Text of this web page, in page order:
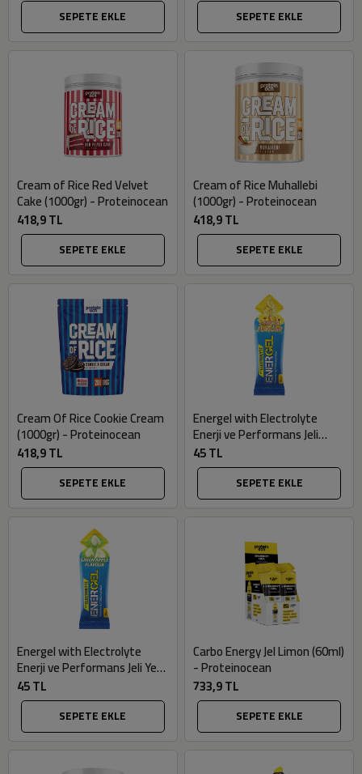
SEPETE EKLE SEPETE EKLE
Cream of Rice Red Velvet
Cake (1000gr) - Proteinocean
418,9 TL
SEPETE EKLE
Cream of Rice Muhallebi
(1000gr) - Proteinocean
418,9 TL
SEPETE EKLE
Cream Of Rice Cookie Cream
(1000gr) - Proteinocean
418,9 TL
SEPETE EKLE
Energel with Electrolyte
Enerji ve Performans Jeli
Limon (50gr) - Torq Nutrition
45 TL
SEPETE EKLE
Energel with Electrolyte
Enerji ve Performans Jeli Yeşil
Elma (50gr) - Torq Nutrition
45 TL
SEPETE EKLE
Carbo Energy Jel Limon (60ml)
- Proteinocean
733,9 TL
SEPETE EKLE